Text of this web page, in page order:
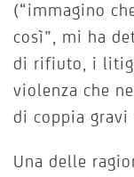
(“immagino
così”, mi ha
di rifiuto, i
violenza che
di coppia gravi
Una delle